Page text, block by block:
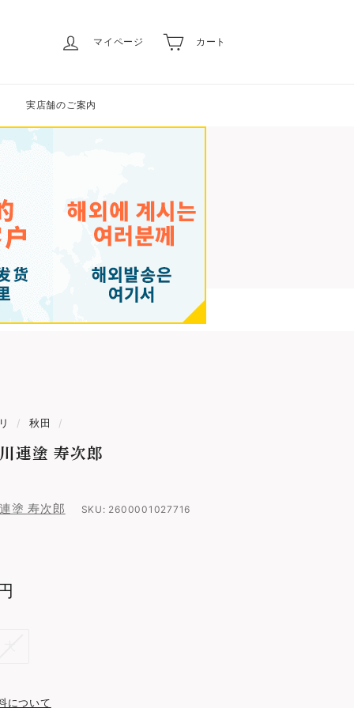
マイページ カート
実店舗のご案内
/ 秋田 /
連塗 寿次郎
塗 寿次郎 SKU: 2600001027716
について